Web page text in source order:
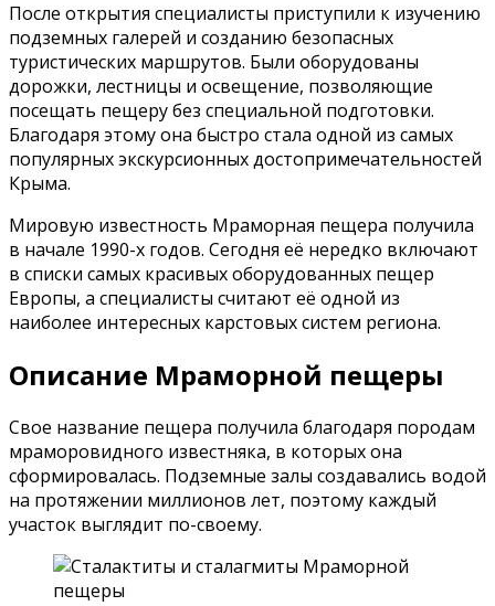
После открытия специалисты приступили к изучению
подземных галерей и созданию безопасных
туристических маршрутов. Были оборудованы
дорожки, лестницы и освещение, позволяющие
посещать пещеру без специальной подготовки.
Благодаря этому она быстро стала одной из самых
популярных экскурсионных достопримечательностей
Крыма.
Мировую известность Мраморная пещера получила
в начале 1990-х годов. Сегодня её нередко включают
в списки самых красивых оборудованных пещер
Европы, а специалисты считают её одной из
наиболее интересных карстовых систем региона.
Описание Мраморной пещеры
Свое название пещера получила благодаря породам
мраморовидного известняка, в которых она
сформировалась. Подземные залы создавались водой
на протяжении миллионов лет, поэтому каждый
участок выглядит по-своему.